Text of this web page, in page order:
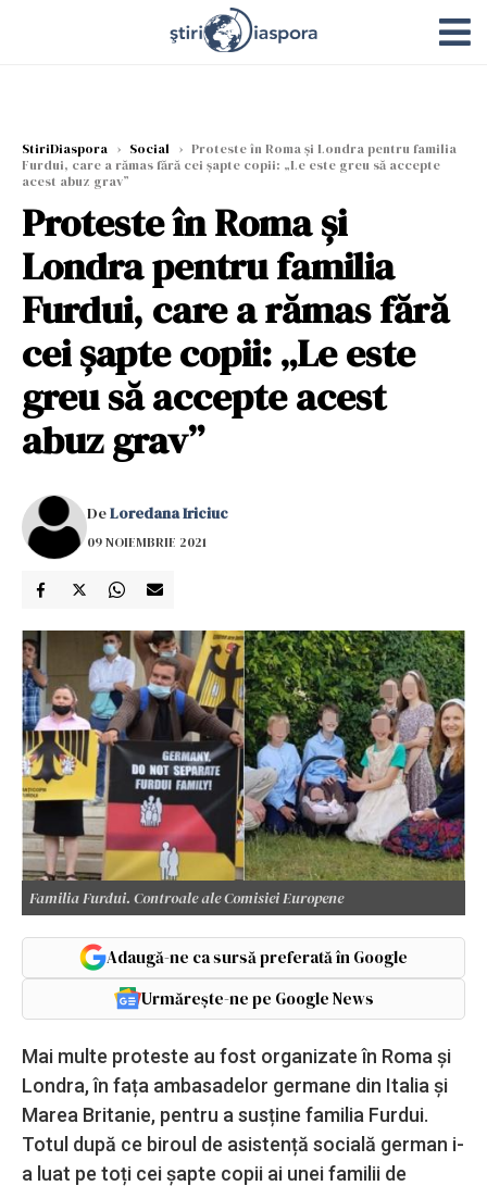
StiriDiaspora › Social › Proteste în Roma și Londra pentru familia
Furdui, care a rămas fără cei șapte copii: „Le este greu să accepte
acest abuz grav”
Proteste în Roma și
Londra pentru familia
Furdui, care a rămas fără
cei șapte copii: „Le este
greu să accepte acest
abuz grav”
DeLoredana Iriciuc
09 NOIEMBRIE 2021
Familia Furdui. Controale ale Comisiei Europene
Adaugă-ne ca sursă preferată în Google
Urmărește-ne pe Google News
Mai multe proteste au fost organizate în Roma și
Londra, în fața ambasadelor germane din Italia și
Marea Britanie, pentru a susține familia Furdui.
Totul după ce biroul de asistență socială german i-
a luat pe toți cei șapte copii ai unei familii de